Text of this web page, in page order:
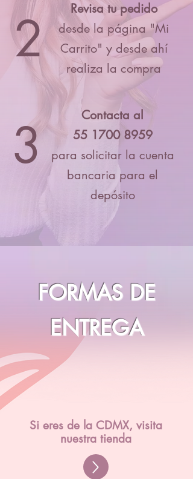
2
Revisa tu pedido
desde la página "Mi
Carrito" y desde ahí
realiza la compra
3
Contacta al
55 1700 8959
para solicitar la cuenta
bancaria para el
depósito
FORMAS DE
ENTREGA
Si eres de la CDMX, visita
nuestra tienda